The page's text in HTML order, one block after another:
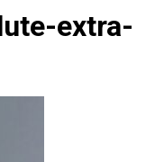
extra-